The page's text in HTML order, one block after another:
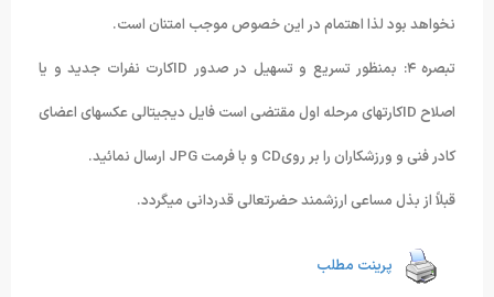
نخواهد بود لذا اهتمام در این خصوص موجب امتنان است.
تبصره ۴: بمنظور تسریع و تسهیل در صدور IDکارت نفرات جدید و یا
اصلاح IDکارتهای مرحله اول مقتضی است فایل دیجیتالی عکسهای اعضای
کادر فنی و ورزشکاران را بر رویCD و با فرمت JPG ارسال نمائید.
قبلاً از بذل مساعی ارزشمند حضرتعالی قدردانی میگردد.
پرینت مطلب